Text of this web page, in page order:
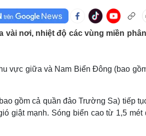
Ô tô - Xe máy
Tư vấn
Giải trí
Nghệ sĩ
Du
vài nơi, nhiệt độ các vùng miền
vực giữa và Nam Biển Đông (bao
gồm cả quần đảo Trường Sa) tiếp
giật mạnh. Sóng biển cao từ 1,5 mét